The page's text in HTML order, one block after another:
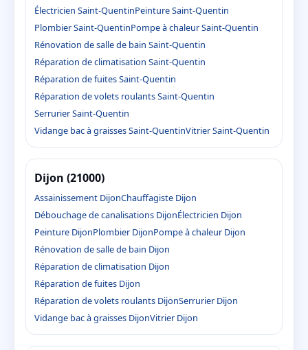
Électricien Saint-QuentinPeinture Saint-Quentin
Plombier Saint-QuentinPompe à chaleur Saint-Quentin
Rénovation de salle de bain Saint-Quentin
Réparation de climatisation Saint-Quentin
Réparation de fuites Saint-Quentin
Réparation de volets roulants Saint-Quentin
Serrurier Saint-Quentin
Vidange bac à graisses Saint-QuentinVitrier Saint-Quentin
Dijon (21000)
Assainissement DijonChauffagiste Dijon
Débouchage de canalisations DijonÉlectricien Dijon
Peinture DijonPlombier DijonPompe à chaleur Dijon
Rénovation de salle de bain Dijon
Réparation de climatisation Dijon
Réparation de fuites Dijon
Réparation de volets roulants DijonSerrurier Dijon
Vidange bac à graisses DijonVitrier Dijon